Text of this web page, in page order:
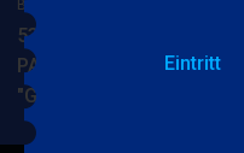
BERRY BLUE & BAND
53. JAZZ Matinee in den
PARKSIDE STUDIOS
"Gypsy Jazz"
Eintritt